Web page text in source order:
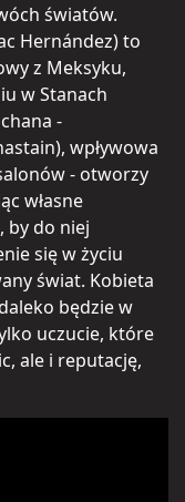
światów.
Hernández) to
z Meksyku,
w Stanach
-
wpływowa
- otworzy
własne
by do niej
się w życiu
świat. Kobieta
będzie w
uczucie, które
ale i reputację,